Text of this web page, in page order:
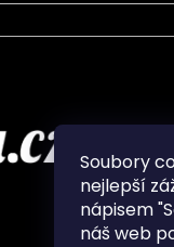
Soubory
nejlepší
nápisem
náš web
O nás
Často